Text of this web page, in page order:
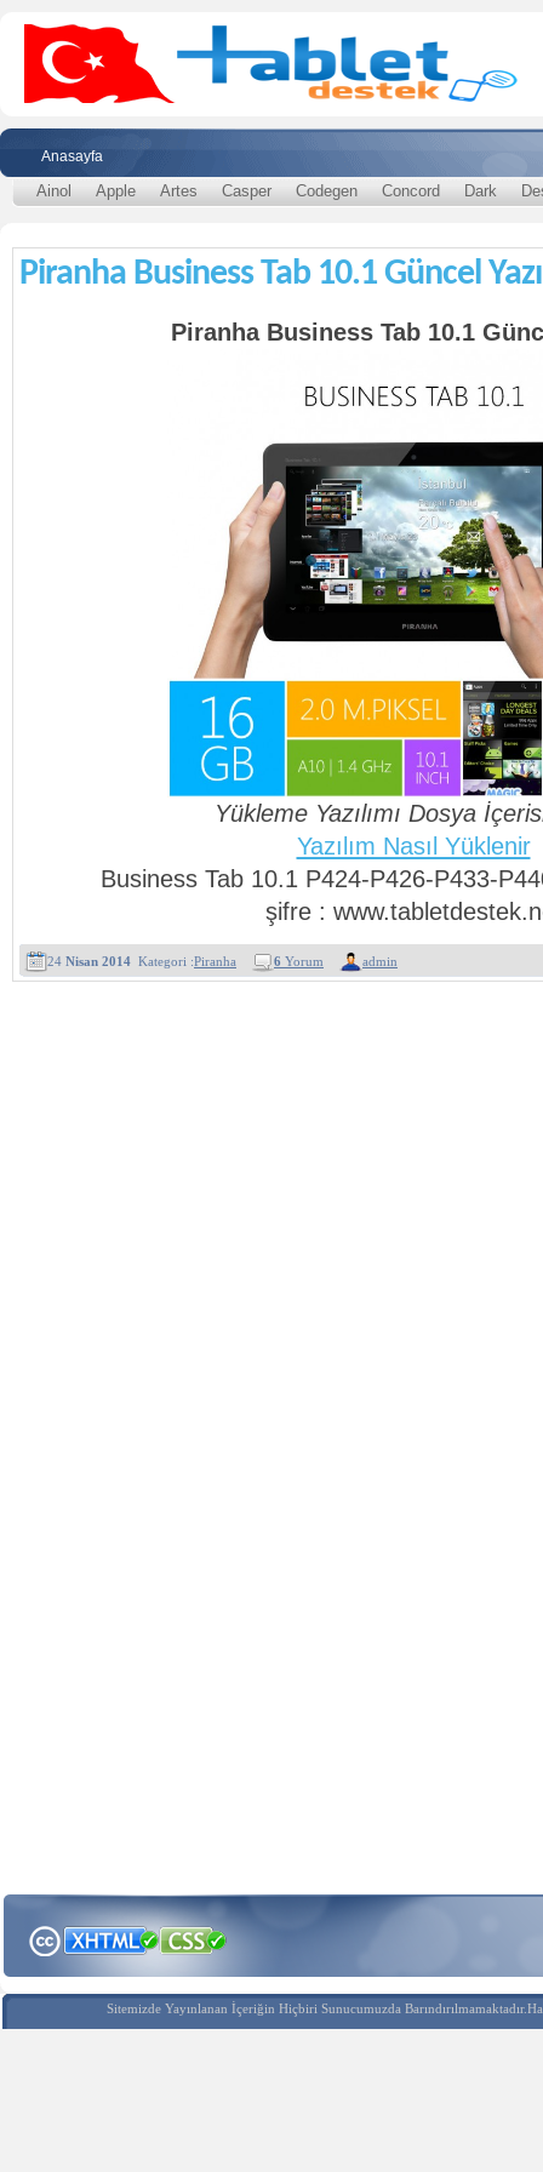
Anasayfa
Ainol Apple Artes Casper Codegen Concord Dark
Piranha Business Tab 10.1 Güncel
Piranha Business Tab 10.1
Yükleme Yazılımı Dosya
Yazılım Nasıl Yüklenir
Business Tab 10.1 P424-P426-P433-
şifre :
24 Nisan 2014 Kategori :Piranha 6 Yorum admin
Sitemizde Yayınlanan İçeriğin Hiçbiri Sunucumuzda